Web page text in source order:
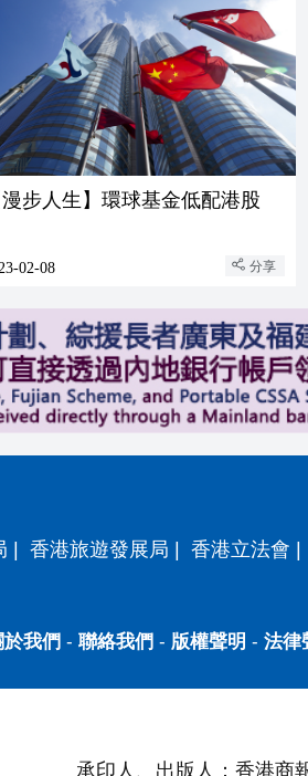
漫步人生】環球基金低配港股
02-08 分享
香港旅遊發展局 香港立法會
於我們 - 聯絡我們 - 版權聲明 - 法律
承印人、出版人：香港商